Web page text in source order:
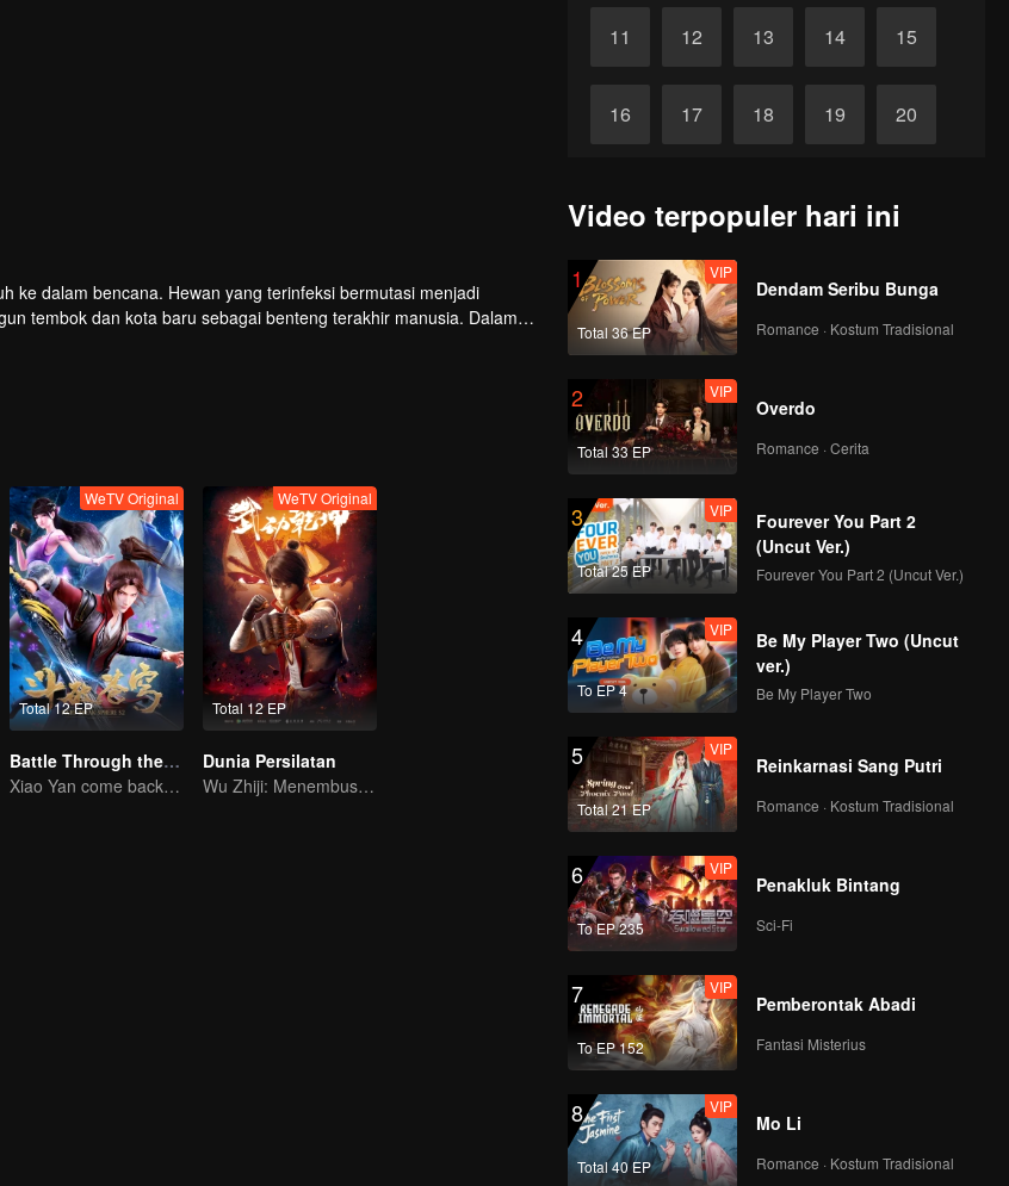
11 12 13 14 15
16 17 18 19 20
26 27
ke dalam bencana. Hewan yang terinfeksi bermutasi menjadi
tembok dan kota baru sebagai benteng terakhir manusia. Dalam
seni bela diri hingga beberapa dari mereka disebut "Ksatria".
dari mereka. Saat hendak mengikuti ujian masuk perguruan
Total 12 EP
WeTV Original
Battle Through the Heavens S2
Xiao Yan come back! Everything is shifting once again ！
Total 12 EP
WeTV Original
Dunia Persilatan
Wu Zhiji: Menembus Langit, Mengguncang Bumi
Video terpopuler hari ini
1
Total 36 EP
VIP
Dendam Seribu Bunga
Romance · Kostum Tradisional
2
Total 33 EP
VIP
Overdo
Romance · Cerita
3
Total 25 EP
VIP
Fourever You Part 2
(Uncut Ver.)
Fourever You Part 2 (Uncut Ver.)
4
To EP 4
VIP
Be My Player Two (Uncut
ver.)
Be My Player Two
5
Total 21 EP
VIP
Reinkarnasi Sang Putri
Romance · Kostum Tradisional
6
To EP 235
VIP
Penakluk Bintang
Sci-Fi
7
To EP 152
VIP
Pemberontak Abadi
Fantasi Misterius
8
Total 40 EP
VIP
Mo Li
Romance · Kostum Tradisional